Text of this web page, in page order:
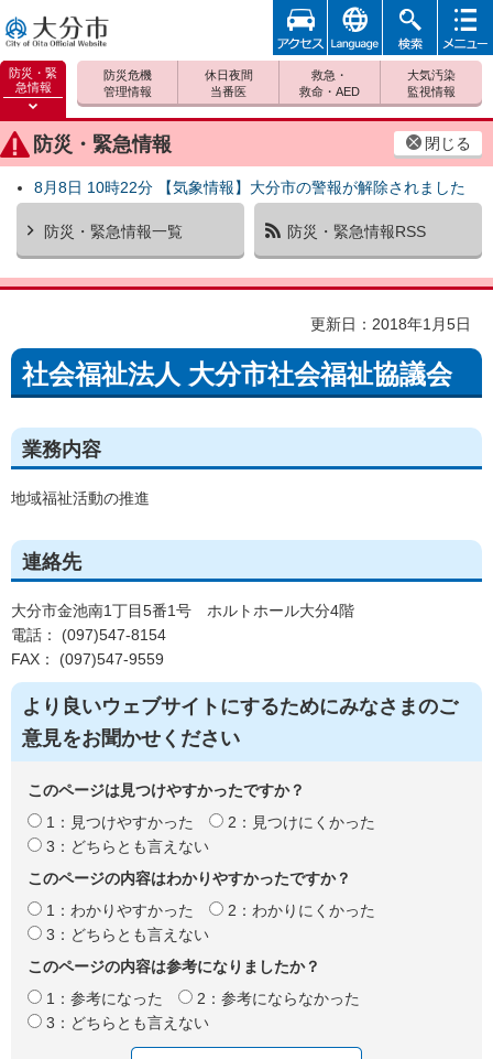
大分市
防災・緊
急情報
防災緊
急情報
を開く
防災・緊急情報 閉じる
8月8日 10時22分 【気象情報】大分市の警報が解除されました
防災・緊急情報一覧 防災・緊急情報RSS
防災危機
管理情報
休日夜間
当番医
救急・
救命・AED
大気汚染
監視情報
アクセ
ス
foreign 検索
メニュ
更新日：2018年1月5日
社会福祉法人 大分市社会福祉協議会
業務内容
地域福祉活動の推進
連絡先
大分市金池南1丁目5番1号 ホルトホール大分4階
電話： (097)547-8154
FAX： (097)547-9559
より良いウェブサイトにするためにみなさまのご
意見をお聞かせください
このページは見つけやすかったですか？
1：見つけやすかった
2：見つけにくかった
3：どちらとも言えない
このページの内容はわかりやすかったですか？
1：わかりやすかった
2：わかりにくかった
3：どちらとも言えない
このページの内容は参考になりましたか？
1：参考になった
2：参考にならなかった
3：どちらとも言えない